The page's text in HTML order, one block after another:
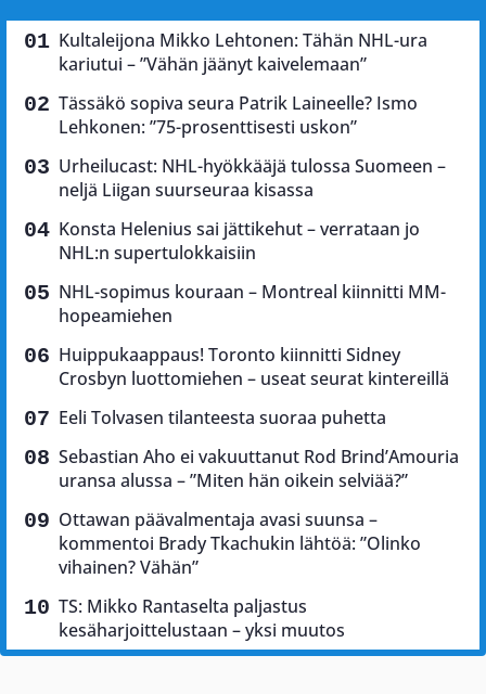
Kultaleijona Mikko Lehtonen: Tähän NHL-ura
kariutui – ”Vähän jäänyt kaivelemaan”
Tässäkö sopiva seura Patrik Laineelle? Ismo
Lehkonen: ”75-prosenttisesti uskon”
Urheilucast: NHL-hyökkääjä tulossa Suomeen –
neljä Liigan suurseuraa kisassa
Konsta Helenius sai jättikehut – verrataan jo
NHL:n supertulokkaisiin
NHL-sopimus kouraan – Montreal kiinnitti MM-
hopeamiehen
Huippukaappaus! Toronto kiinnitti Sidney
Crosbyn luottomiehen – useat seurat kintereillä
Eeli Tolvasen tilanteesta suoraa puhetta
Sebastian Aho ei vakuuttanut Rod Brind’Amouria
uransa alussa – ”Miten hän oikein selviää?”
Ottawan päävalmentaja avasi suunsa –
kommentoi Brady Tkachukin lähtöä: ”Olinko
vihainen? Vähän”
TS: Mikko Rantaselta paljastus
kesäharjoittelustaan – yksi muutos